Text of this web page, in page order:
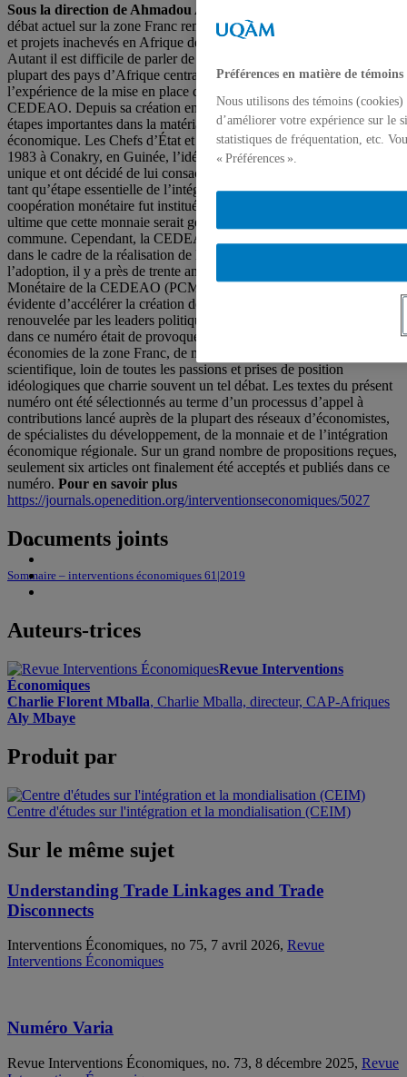
Sous la direction de Ahmadou Aly Mbaye et Charlie Mballa
débat actuel sur la zone Franc remet en perspective certains dossiers
et projets inachevés en Afrique de l’Ouest et en Afrique Centrale.
Autant il est difficile de parler de transformation structurelle pour la
plupart des pays d’Afrique centrale, autant on peut évoquer
l’expérience de la mise en place de la monnaie unique de la
CEDEAO. Depuis sa création en 1975, cette institution a réalisé des
étapes importantes dans la matérialisation de l’intégration
économique. Les Chefs d’État et de gouvernement ont lancé, en mai
1983 à Conakry, en Guinée, l’idée de la création d’une monnaie
unique et ont décidé de lui consacrer toute l’attention nécessaire en
tant qu’étape essentielle de l’intégration. Ainsi, un Programme de
coopération monétaire fut institué, en juillet 1987, avec l’objectif
ultime que cette monnaie serait gérée par une Banque centrale
commune. Cependant, la CEDEAO éprouve encore des difficultés
dans le cadre de la réalisation de l’intégration monétaire malgré
l’adoption, il y a près de trente ans, du Programme de Coopération
Monétaire de la CEDEAO (PCMC) et en dépit d’une volonté
évidente d’accélérer la création de la monnaie unique régulièrement
renouvelée par les leaders politiques de la région. L’objectif visé
dans ce numéro était de provoquer des analyses détaillées des
économies de la zone Franc, de manière rigoureusement
scientifique, loin de toutes les passions et prises de position
idéologiques que charrie souvent un tel débat. Les textes du présent
numéro ont été sélectionnés au terme d’un processus d’appel à
contributions lancé auprès de la plupart des réseaux d’économistes,
de spécialistes du développement, de la monnaie et de l’intégration
économique régionale. Sur un grand nombre de propositions reçues,
seulement six articles ont finalement été acceptés et publiés dans ce
numéro. Pour en savoir plus
https://journals.openedition.org/interventionseconomiques/5027
Documents joints
Sommaire – interventions économiques 61|2019
Auteurs-trices
Revue Interventions
Économiques
Charlie Florent Mballa, Charlie Mballa, directeur, CAP-Afriques
Aly Mbaye
Produit par
Centre d'études sur l'intégration et la mondialisation (CEIM)
Sur le même sujet
Understanding Trade Linkages and Trade
Disconnects
Interventions Économiques, no 75, 7 avril 2026, Revue
Interventions Économiques
Numéro Varia
Revue Interventions Économiques, no. 73, 8 décembre 2025, Revue
Préférences en matière de témoins
Nous utilisons des témoins
d’améliorer votre expérience sur le
statistiques de fréquentation, etc.
« Préférences ».